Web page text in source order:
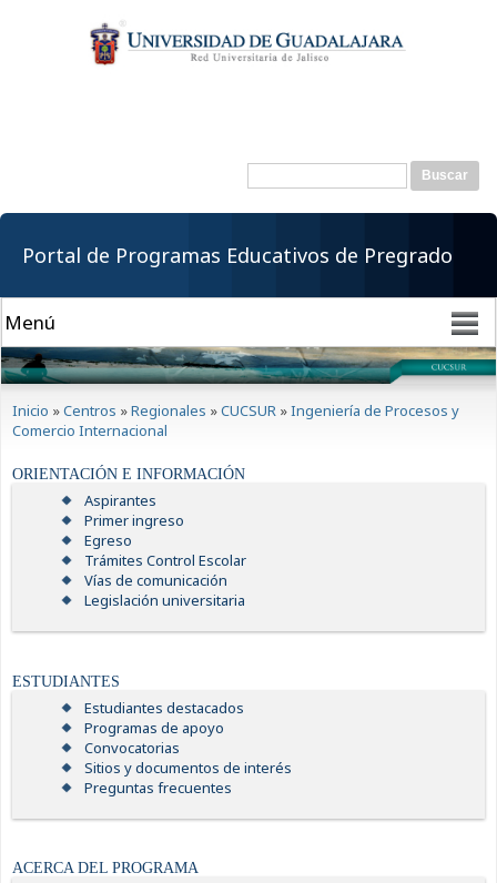
contenido
principal
Formulario de
Buscar
Portal de Programas Educativos de Pregrado
Inicio »Centros »Regionales »CUCSUR »Ingeniería de Procesos y
Comercio Internacional
ORIENTACIÓN E INFORMACIÓN
Aspirantes
Primer ingreso
Egreso
Trámites Control Escolar
Vías de comunicación
Legislación universitaria
ESTUDIANTES
Estudiantes destacados
Programas de apoyo
Convocatorias
Sitios y documentos de interés
Preguntas frecuentes
ACERCA DEL PROGRAMA